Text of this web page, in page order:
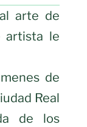
arte de
artista le
de
Real
de los